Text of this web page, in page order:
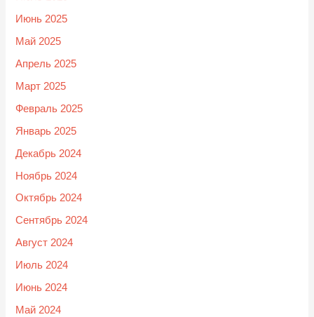
Июнь 2025
Май 2025
Апрель 2025
Март 2025
Февраль 2025
Январь 2025
Декабрь 2024
Ноябрь 2024
Октябрь 2024
Сентябрь 2024
Август 2024
Июль 2024
Июнь 2024
Май 2024